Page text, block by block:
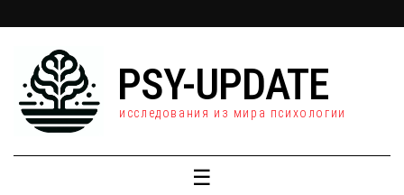
PSY-UPDATE
исследования из мира психологии
☰